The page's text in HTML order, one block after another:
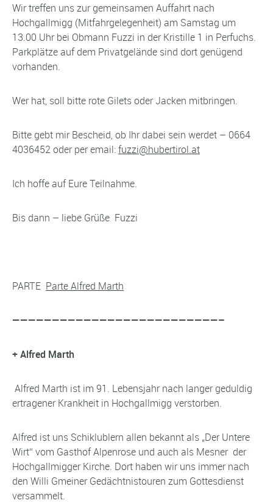
Wir treffen uns zur gemeinsamen Auffahrt nach
Hochgallmigg (Mitfahrgelegenheit) am Samstag um
13.00 Uhr bei Obmann Fuzzi in der Kristille 1 in Perfuchs.
Parkplätze auf dem Privatgelände sind dort genügend
vorhanden.
Wer hat, soll bitte rote Gilets oder Jacken mitbringen.
Bitte gebt mir Bescheid, ob Ihr dabei sein werdet – 0664
4036452 oder per email:fuzzi@hubertirol.at
Ich hoffe auf Eure Teilnahme.
Bis dann – liebe Grüße Fuzzi
PARTE Parte Alfred Marth
——————————————————————————–
+ Alfred Marth
Alfred Marth ist im 91. Lebensjahr nach langer geduldig
ertragener Krankheit in Hochgallmigg verstorben.
Alfred ist uns Schiklublern allen bekannt als „Der Untere
Wirt“ vom Gasthof Alpenrose und auch als Mesner der
Hochgallmigger Kirche. Dort haben wir uns immer nach
den Willi Gmeiner Gedächtnistouren zum Gottesdienst
versammelt.